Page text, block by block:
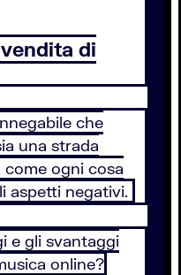
di
che
una strada
come ogni cosa
aspetti negativi.
e gli svantaggi
online?